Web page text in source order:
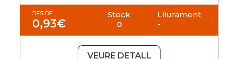
DES DE
0,93€
Stock
0
Lliurament
-
VEURE DETALL